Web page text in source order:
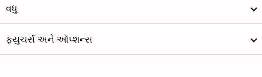
વધુ
ફ્યુચર્સ અને ઑપ્શન્સ